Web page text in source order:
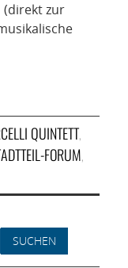
(direkt zur
QUINTETT,
FORUM,